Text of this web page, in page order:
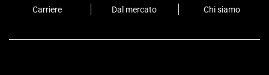
Carriere Dal mercato Chi siamo